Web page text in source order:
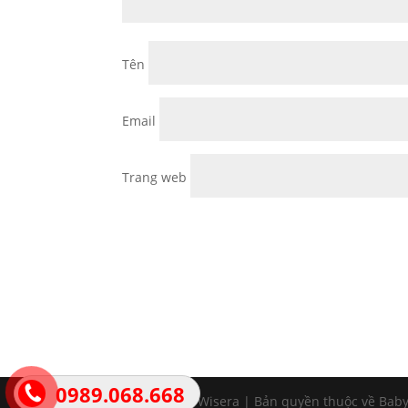
0989.068.668
Tên
Email
Trang web
Thiết kế bởi Wisera | Bản quyền thuộc về